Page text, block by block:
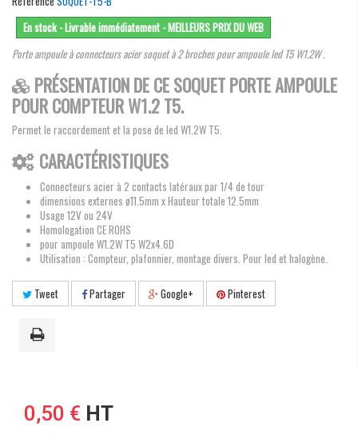
En stock - Livrable immédiatement - MEILLEURS PRIX DU WEB
Porte ampoule à connecteurs acier soquet à 2 broches pour ampoule led T5 W1.2W .
PRÉSENTATION DE CE SOQUET PORTE AMPOULE
POUR COMPTEUR W1.2 T5.
Permet le raccordement et la pose de led W1.2W T5.
CARACTÉRISTIQUES
Connecteurs acier à 2 contacts latéraux par 1/4 de tour
dimensions externes ø11.5mm x Hauteur totale 12.5mm
Usage 12V ou 24V
Homologation CE ROHS
pour ampoule W1.2W T5 W2x4.6D
Utilisation : Compteur, plafonnier, montage divers. Pour led et halogène.
Tweet Partager Google+ Pinterest
0,50 € HT